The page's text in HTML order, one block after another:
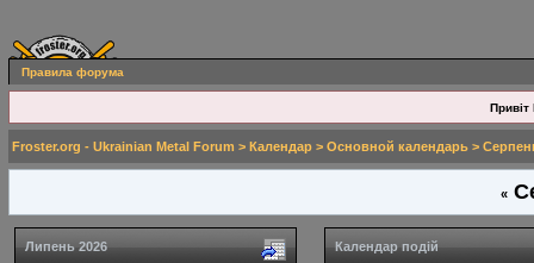
Правила форума
Привіт
Froster.org - Ukrainian Metal Forum > Календар > Основной календарь >
«
Липень 2026 Календар подій